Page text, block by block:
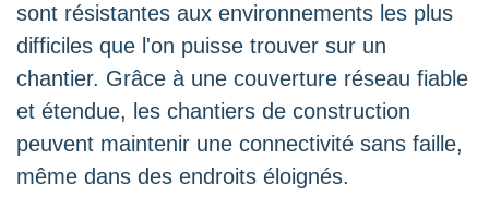
sont résistantes aux environnements les plus
difficiles que l'on puisse trouver sur un
chantier. Grâce à une couverture réseau fiable
et étendue, les chantiers de construction
peuvent maintenir une connectivité sans faille,
même dans des endroits éloignés.